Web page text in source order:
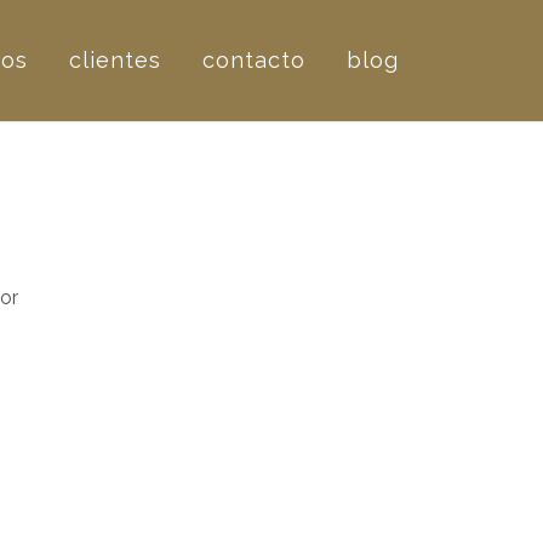
clientes contacto blog